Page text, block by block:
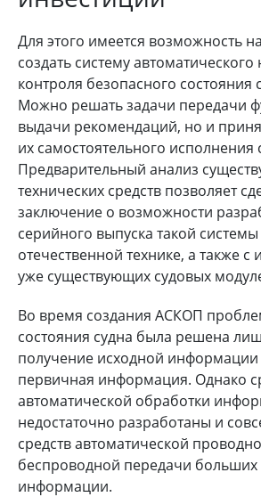
Для этого имеется возможность
создать систему
контроля безопасного состояния
Можно решать задачи передачи
выдачи рекомендаций, но и
их самостоятельного
Предварительный анализ
технических средств позволяет
заключение о возможности
серийного выпуска такой
отечественной технике, а также
уже существующих судовых
Во время создания АСКОП
состояния судна была решена
получение исходной информации
первичная информация. Однако
автоматической обработки
недостаточно разработаны и
средств автоматической
беспроводной передачи
информации.